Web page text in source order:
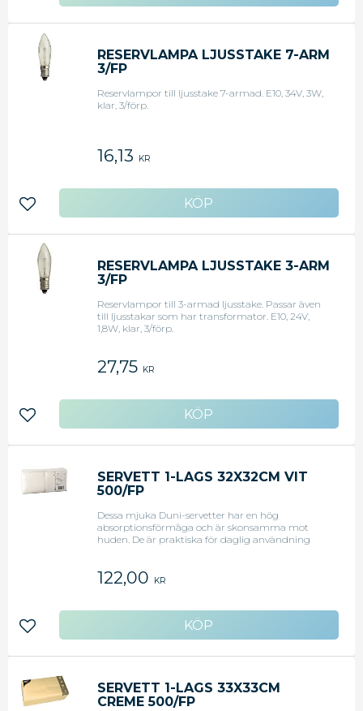
RESERVLAMPA LJUSSTAKE 7-ARM
3/FP
Reservlampor till ljusstake 7-armad. E10, 34V, 3W,
klar, 3/förp.
16,13 KR
Lägg till i favoriter
RESERVLAMPA LJUSSTAKE 3-ARM
3/FP
Reservlampor till 3-armad ljusstake. Passar även
till ljusstakar som har transformator. E10, 24V,
1,8W, klar, 3/förp.
27,75 KR
Lägg till i favoriter
SERVETT 1-LAGS 32X32CM VIT
500/FP
Dessa mjuka Duni-servetter har en hög
absorptionsförmåga och är skonsamma mot
huden. De är praktiska för daglig användning
32x32cm - Färg: Vit - Antal: 500 <li>Original art.nr:
90283</li>
122,00 KR
Lägg till i favoriter
SERVETT 1-LAGS 33X33CM
CREME 500/FP